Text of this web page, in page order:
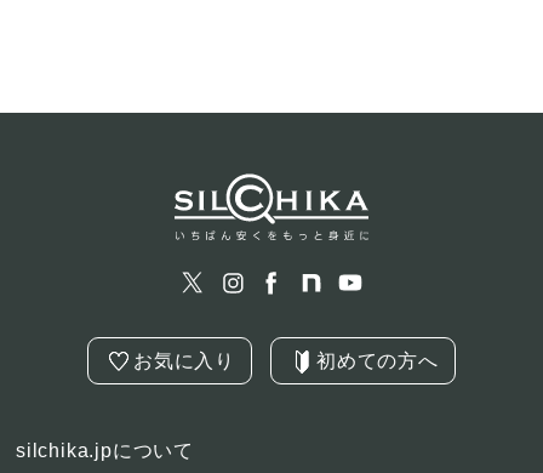
お気に入り 初めての方へ
silchika.jpについて